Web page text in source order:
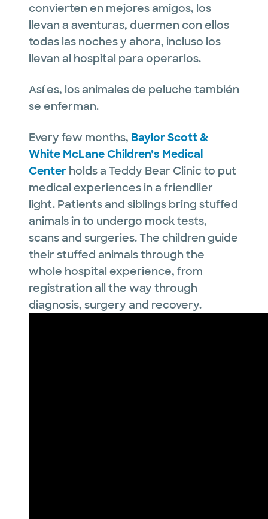
convierten en mejores amigos, los
llevan a aventuras, duermen con ellos
todas las noches y ahora, incluso los
llevan al hospital para operarlos.
Así es, los animales de peluche también
se enferman.
Every few months, Baylor Scott &
White McLane Children’s Medical
Center holds a Teddy Bear Clinic to put
medical experiences in a friendlier
light. Patients and siblings bring stuffed
animals in to undergo mock tests,
scans and surgeries. The children guide
their stuffed animals through the
whole hospital experience, from
registration all the way through
diagnosis, surgery and recovery.